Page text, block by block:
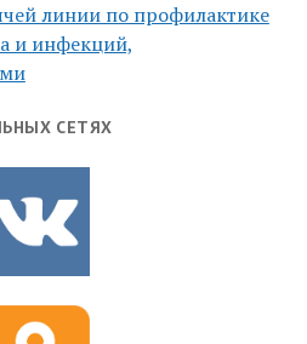
линии по профилактике
и инфекций,
СЕТЯХ